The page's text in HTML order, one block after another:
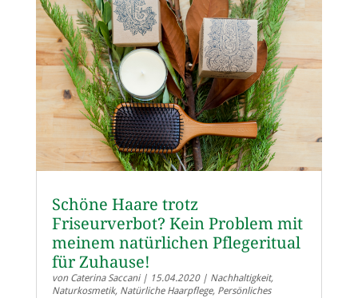
Schöne Haare trotz
Friseurverbot? Kein Problem mit
meinem natürlichen Pflegeritual
für Zuhause!
von Caterina Saccani| 15.04.2020| Nachhaltigkeit,
Naturkosmetik, Natürliche Haarpflege, Persönliches